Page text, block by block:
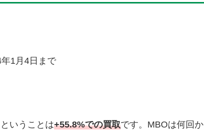
1月4日まで
いうことは+55.8%での買取です。MBOは何回か